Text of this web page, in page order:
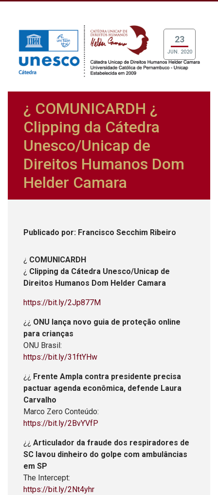
23
JUN. 2020
¿ COMUNICARDH ¿
Clipping da Cátedra
Unesco/Unicap de
Direitos Humanos Dom
Helder Camara
Publicado por: Francisco Secchim Ribeiro
¿ COMUNICARDH
¿ Clipping da Cátedra Unesco/Unicap de
Direitos Humanos Dom Helder Camara
https://bit.ly/2Jp877M
¿¿ ONU lança novo guia de proteção online
para crianças
ONU Brasil:
https://bit.ly/31ftYHw
¿¿ Frente Ampla contra presidente precisa
pactuar agenda econômica, defende Laura
Carvalho
Marco Zero Conteúdo:
https://bit.ly/2BvYVfP
¿¿ Articulador da fraude dos respiradores de
SC lavou dinheiro do golpe com ambulâncias
em SP
The Intercept:
https://bit.ly/2Nt4yhr